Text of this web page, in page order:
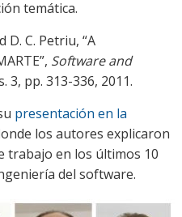
temática.
D. C. Petriu, “A
Software and
3, pp. 313-336, 2011.
presentación en la
los autores explicaron
trabajo en los últimos 10
del software.